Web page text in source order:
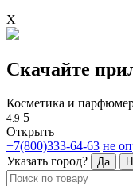
X
Скачайте
Косметика и
4.9 5
Открыть
+7(800)333-64-63 не
Указать город?
Да